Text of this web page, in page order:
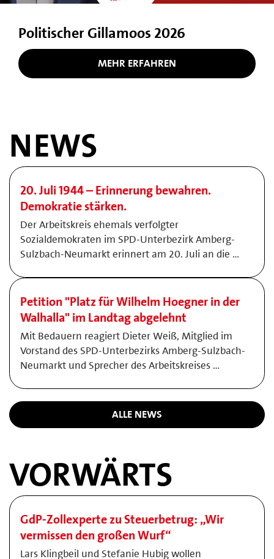
Politischer Gillamoos 2026
MEHR ERFAHREN
NEWS
20. Juli 1944 – Erinnerung bewahren.
Demokratie stärken.
Der Arbeitskreis ehemals verfolgter
Sozialdemokraten im SPD-Unterbezirk Amberg-
Sulzbach-Neumarkt erinnert am 20. Juli an die …
Petition "Platz für Wilhelm Hoegner in der
Walhalla" im Landtag abgelehnt
Mit Bedauern reagiert Dieter Weiß, Mitglied im
Vorstand des SPD-Unterbezirks Amberg-Sulzbach-
Neumarkt und Sprecher des Arbeitskreises …
ALLE NEWS
VORWÄRTS
GdP-Zollexperte zu Steuerbetrug: „Wir
vermissen den großen Wurf“
Lars Klingbeil und Stefanie Hubig wollen